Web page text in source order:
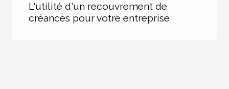
L'utilité d'un recouvrement de
créances pour votre entreprise